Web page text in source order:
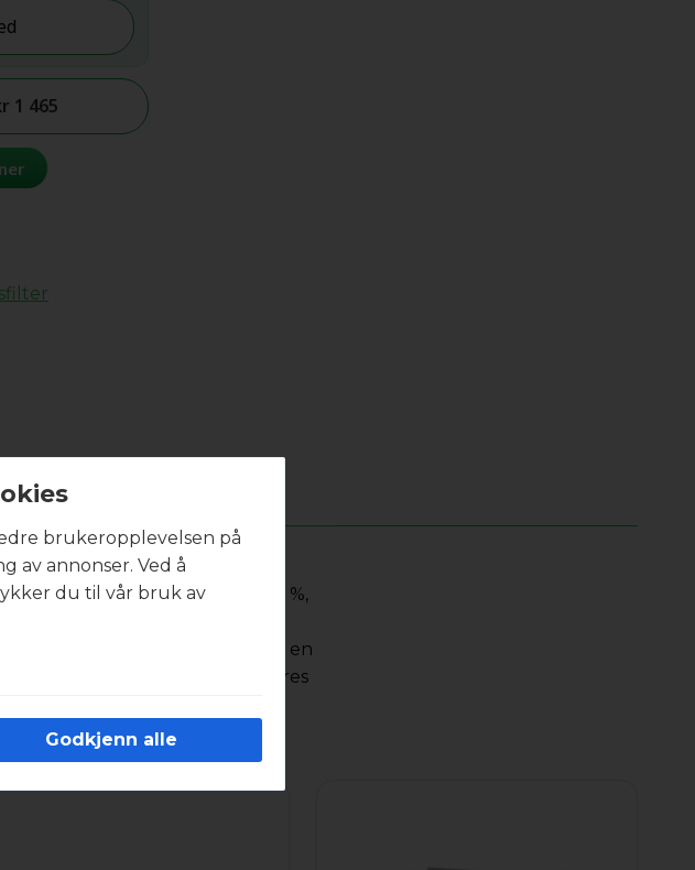
1 465
et komplett sett med
minimum filterklasse ePM1 55 %,
forurensede områder
Filtermaterialet har en
Filtersettene fra Interfil leveres
brukeropplevelsen på
av annonser. Ved å
du til vår bruk av
Godkjenn alle